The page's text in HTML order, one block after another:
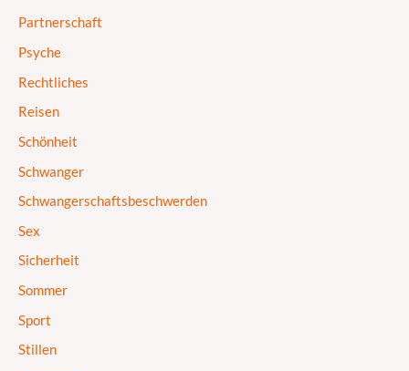
Partnerschaft
Psyche
Rechtliches
Reisen
Schönheit
Schwanger
Schwangerschaftsbeschwerden
Sex
Sicherheit
Sommer
Sport
Stillen